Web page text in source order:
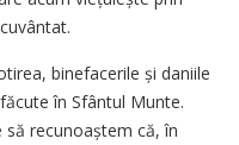
binefacerile și daniile
în Sfântul Munte.
recu­noaștem că, în